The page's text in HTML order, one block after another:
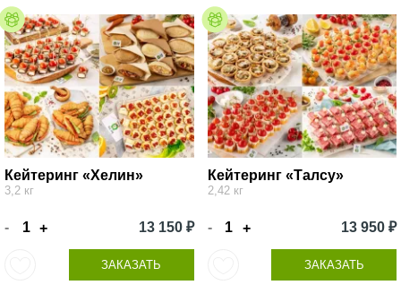
Кейтеринг «Хелин»
3,2 кг
- + 13 150 ₽
ЗАКАЗАТЬ
Кейтеринг «Талсу»
2,42 кг
- + 13 950 ₽
ЗАКАЗАТЬ